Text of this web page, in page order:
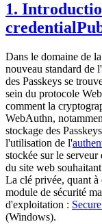
1.
Dans le domaine de
nouveau standard de l'
des Passkeys se
sein du protocole
comment la
WebAuthn,
stockage des
l'utilisation de l'
stockée sur le serveur
du site web
La clé privée, quant à
module de sécurité
d'exploitation :
(Windows).